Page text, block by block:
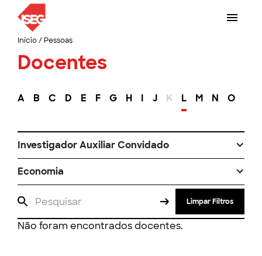
Início/ Pessoas
Docentes
A B C D E F G H I J K L M N O
Investigador Auxiliar Convidado
Economia
Limpar Filtros
Não foram encontrados docentes.